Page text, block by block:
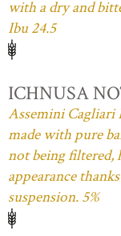
with a dry and
Ibu 24.5
ICHNUSA
Assemini Cagliari
made with pure
not being filtered,
appearance
suspension. 5%